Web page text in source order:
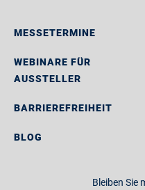
MESSETERMINE
WEBINARE FÜR
AUSSTELLER
BARRIEREFREIHEIT
BLOG
Bleiben Sie